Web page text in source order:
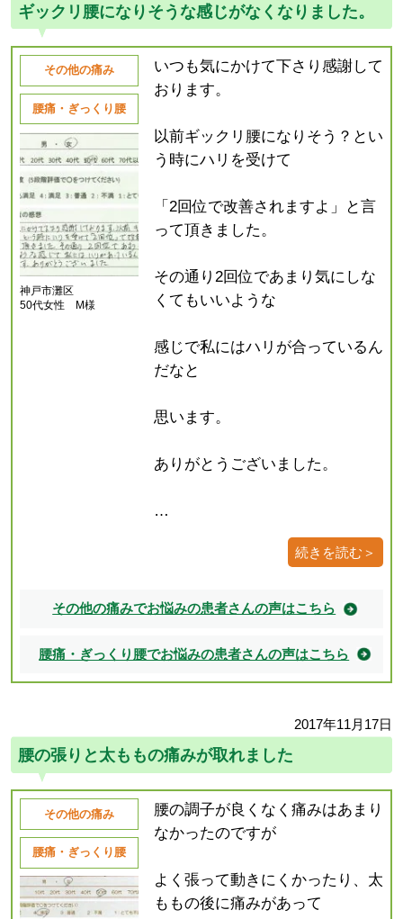
ギックリ腰になりそうな感じがなくなりました。
その他の痛み
腰痛・ぎっくり腰
神戸市灘区
50代女性 M様
いつも気にかけて下さり感謝して
おります。
以前ギックリ腰になりそう？とい
う時にハリを受けて
「2回位で改善されますよ」と言
って頂きました。
その通り2回位であまり気にしな
くてもいいような
感じで私にはハリが合っているん
だなと
思います。
ありがとうございました。
…
続きを読む＞
その他の痛みでお悩みの患者さんの声はこちら
腰痛・ぎっくり腰でお悩みの患者さんの声はこちら
2017年11月17日
腰の張りと太ももの痛みが取れました
その他の痛み
腰痛・ぎっくり腰
腰の調子が良くなく痛みはあまり
なかったのですが
よく張って動きにくかったり、太
ももの後に痛みがあって